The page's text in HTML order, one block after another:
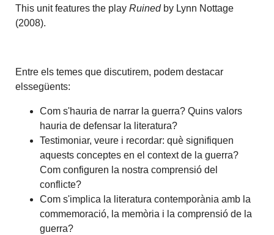
This unit features the playRuinedby Lynn Nottage
(2008).
Entre els temes que discutirem, podem destacar
elssegüents:
Com s'hauria de narrar la guerra? Quins valors
hauria de defensar la literatura?
Testimoniar, veure i recordar: què signifiquen
aquests conceptes en el context de la guerra?
Com configuren la nostra comprensió del
conflicte?
Com s'implica la literatura contemporània amb la
commemoració, la memòria i la comprensió de la
guerra?